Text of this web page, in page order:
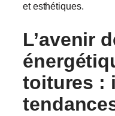
et esthétiques.
L’avenir
toitures :